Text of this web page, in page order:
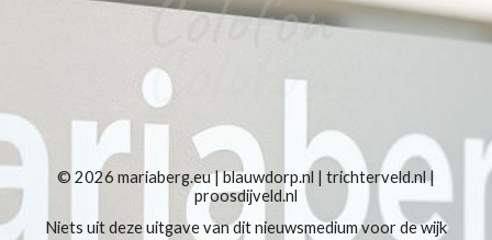
© 2026 mariaberg.eu|blauwdorp.nl | trichterveld.nl|
proosdijveld.nl
Niets uit deze uitgave van dit nieuwsmedium voor de wijk